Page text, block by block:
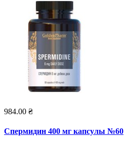
984.00 ₴
Спермидин 400 мг капсулы №60